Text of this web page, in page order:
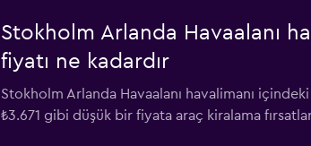
Stokholm Arlanda Havaalanı
fiyatı ne kadardır
Stokholm Arlanda Havaalanı havalimanı
₺3.671 gibi düşük bir fiyata araç kiralama